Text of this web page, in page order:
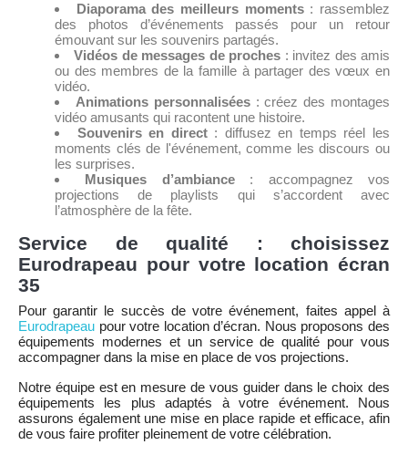
Diaporama des meilleurs moments : rassemblez
des photos d’événements passés pour un retour
émouvant sur les souvenirs partagés.
Vidéos de messages de proches : invitez des amis
ou des membres de la famille à partager des vœux en
vidéo.
Animations personnalisées: créez des montages
vidéo amusants qui racontent une histoire.
Souvenirs en direct: diffusez en temps réel les
moments clés de l'événement, comme les discours ou
les surprises.
Musiques d’ambiance: accompagnez vos
projections de playlists qui s’accordent avec
l’atmosphère de la fête.
Service de qualité : choisissez
Eurodrapeau pour votre location écran
35
Pour garantir le succès de votre événement, faites appel à
Eurodrapeau pour votre location d’écran. Nous proposons des
équipements modernes et un service de qualité pour vous
accompagner dans la mise en place de vos projections.
Notre équipe est en mesure de vous guider dans le choix des
équipements les plus adaptés à votre événement. Nous
assurons également une mise en place rapide et efficace, afin
de vous faire profiter pleinement de votre célébration.